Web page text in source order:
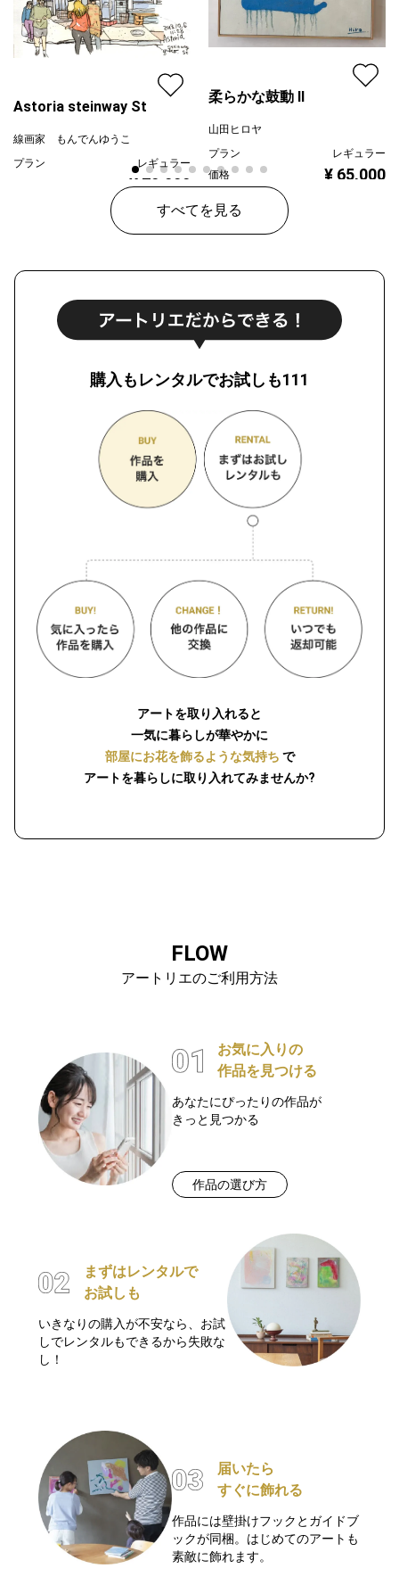
Astoria steinway St
線画家 もんでんゆうこ
プラン
レギュラー
¥ 70,000
柔らかな鼓動 Ⅱ
山田ヒロヤ
プラン
レギュラー
価格
¥ 65,000
すべてを見る
購入もレンタルでお試しも111
アートを取り入れると
一気に暮らしが華やかに
部屋にお花を飾るような気持ち で
アートを暮らしに取り入れてみませんか?
FLOW
アートリエのご利用方法
お気に入りの
作品を見つける
あなたにぴったりの作品が
きっと見つかる
作品の選び方
まずはレンタルで
お試しも
いきなりの購入が不安なら、お試
しでレンタルもできるから失敗な
し！
届いたら
すぐに飾れる
作品には壁掛けフックとガイドブ
ックが同梱。はじめてのアートも
素敵に飾れます。